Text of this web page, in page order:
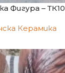
Фигура – ТК10
Керамика